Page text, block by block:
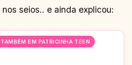
seios.. e ainda explicou:
EM PATRICINHA TEEN